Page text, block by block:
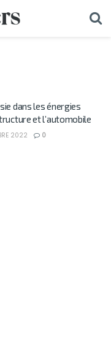
dans les énergies
et l’automobile
2022 0